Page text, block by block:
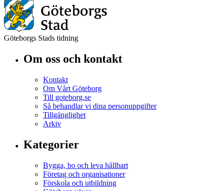
Göteborgs Stads tidning
Om oss och kontakt
Kontakt
Om Vårt Göteborg
Till goteborg.se
Så behandlar vi dina personuppgifter
Tillgänglighet
Arkiv
Kategorier
Bygga, bo och leva hållbart
Företag och organisationer
Förskola och utbildning